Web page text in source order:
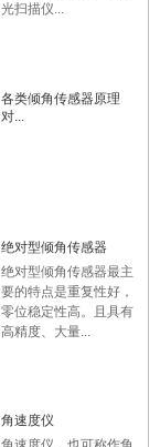
光扫描仪...
各类倾角传感器原理
对...
绝对型倾角传感器
绝对型倾角传感器最主
要的特点是重复性好，
零位稳定性高。且具有
高精度、大量...
角速度仪